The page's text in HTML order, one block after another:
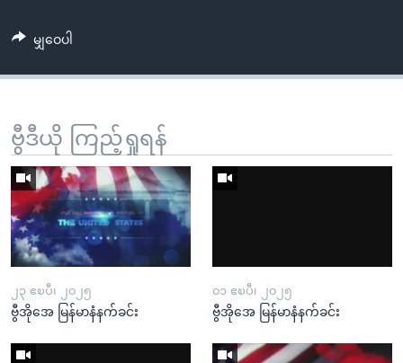
မျှဝေပါ
ဗွီဒီယို ကြည့်ရှုရန်
၂၃ ဧၿပီ၊ ၂၀၂၅
ဗွီအိုအေ မြန်မာနံနက်ခင်း
၀၁ ဧၿပီ၊ ၂၀၂၅
ဗွီအိုအေ မြန်မာနံနက်ခင်း